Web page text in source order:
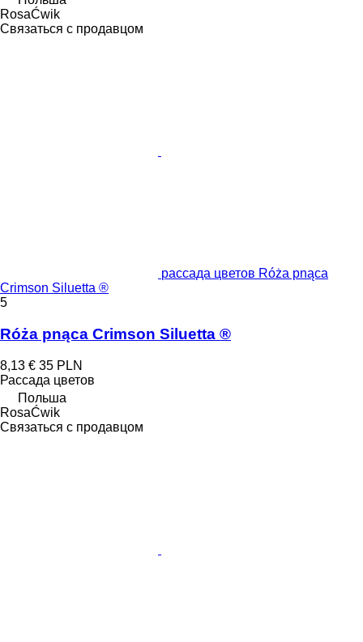
RosaĆwik
Связаться с продавцом
рассада цветов Róża pnąca
Crimson Siluetta ®
5
Róża pnąca Crimson Siluetta ®
8,13 € 35 PLN
Рассада цветов
Польша
RosaĆwik
Связаться с продавцом